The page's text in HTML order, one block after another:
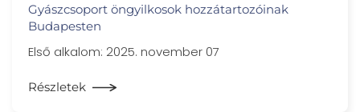
Gyászcsoport öngyilkosok hozzátartozóinak
Budapesten
Első alkalom: 2025. november 07
Részletek